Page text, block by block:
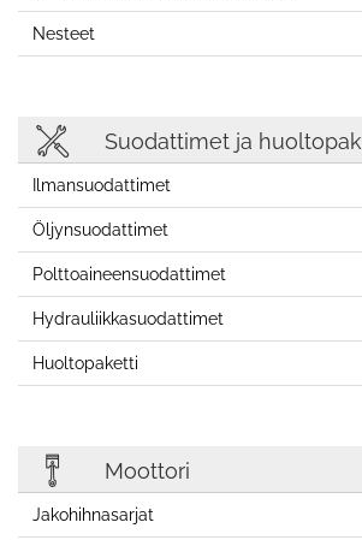
Nesteet
Suodattimet ja
Ilmansuodattimet
Öljynsuodattimet
Polttoaineensuodattimet
Hydrauliikkasuodattimet
Huoltopaketti
Moottori
Jakohihnasarjat